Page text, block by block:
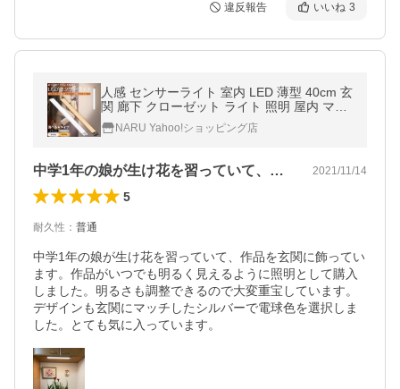
違反報告 いいね 3
人感 センサーライト 室内 LED 薄型 40cm 玄
関 廊下 クローゼット ライト 照明 屋内 マグ
ネット取付 USB 充電式 バーライト 防災グッ
ズ おしゃれ 2022最新モデル
NARU Yahoo!ショッピング店
中学1年の娘が生け花を習っていて、作品… 2021/11/14
5
耐久性 ： 普通
中学1年の娘が生け花を習っていて、作品を玄関に飾ってい
ます。作品がいつでも明るく見えるように照明として購入
しました。明るさも調整できるので大変重宝しています。
デザインも玄関にマッチしたシルバーで電球色を選択しま
した。とても気に入っています。